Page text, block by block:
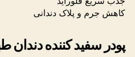
کاهش جرم و پلاک دندانی
پودر سفید کننده دندان